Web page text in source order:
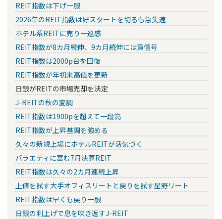
REIT指数は下げ一服
2026年のREIT指数は好スタートを切るも急失速
ホテル系REITに売り一巡感
REIT指数が8カ月続伸、9カ月続伸には黄信号
REIT指数は2000p台を回復
REIT指数が年初来高値を更新
日銀がREITの市場売却を決定
J-REITの秋の変調
REIT指数は1900pを超えて一段高
REIT指数が上昇基調を強める
久々の新規上場にホテルREITが活気づく
バラエティに富む7月決算REIT
REIT指数は久々の2カ月連続上昇
上値を試す大手オフィスリートと戻りを試す星野リート
REIT指数は早くも戻り一服
日銀の利上げで息を吹き返すJ-REIT